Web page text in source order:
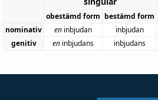
obestämd form bestämd form
nominativ
en inbjudan inbjudan
genitiv
en inbjudans inbjudans